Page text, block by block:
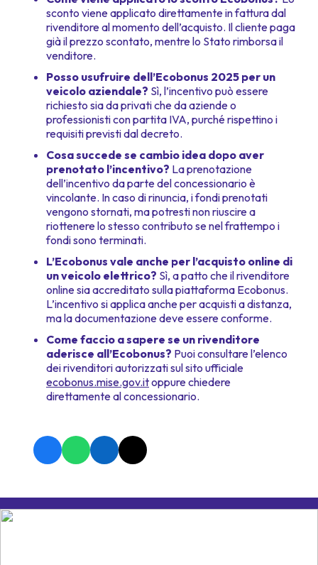
sconto viene applicato direttamente in fattura dal
rivenditore al momento dell’acquisto. Il cliente paga
già il prezzo scontato, mentre lo Stato rimborsa il
venditore.
Posso usufruire dell’Ecobonus 2025 per un
veicolo aziendale? Sì, l’incentivo può essere
richiesto sia da privati che da aziende o
professionisti con partita IVA, purché rispettino i
requisiti previsti dal decreto.
Cosa succede se cambio idea dopo aver
prenotato l’incentivo? La prenotazione
dell’incentivo da parte del concessionario è
vincolante. In caso di rinuncia, i fondi prenotati
vengono stornati, ma potresti non riuscire a
riottenere lo stesso contributo se nel frattempo i
fondi sono terminati.
L’Ecobonus vale anche per l’acquisto online di
un veicolo elettrico? Sì, a patto che il rivenditore
online sia accreditato sulla piattaforma Ecobonus.
L’incentivo si applica anche per acquisti a distanza,
ma la documentazione deve essere conforme.
Come faccio a sapere se un rivenditore
aderisce all’Ecobonus? Puoi consultare l’elenco
dei rivenditori autorizzati sul sito ufficiale
ecobonus.mise.gov.itoppure chiedere
direttamente al concessionario.